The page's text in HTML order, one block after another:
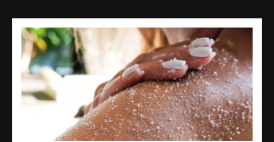
содержимому